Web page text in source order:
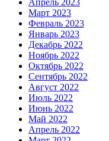
Апрель 2023
Март 2023
Февраль 2023
Январь 2023
Декабрь 2022
Ноябрь 2022
Октябрь 2022
Сентябрь 2022
Август 2022
Июль 2022
Июнь 2022
Май 2022
Апрель 2022